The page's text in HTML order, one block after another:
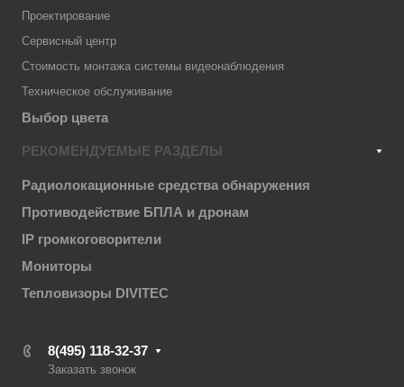
Проектирование
Сервисный центр
Стоимость монтажа системы видеонаблюдения
Техническое обслуживание
Выбор цвета
РЕКОМЕНДУЕМЫЕ РАЗДЕЛЫ
Радиолокационные средства обнаружения
Противодействие БПЛА и дронам
IP громкоговорители
Мониторы
Тепловизоры DIVITEC
8(495) 118-32-37
Заказать звонок